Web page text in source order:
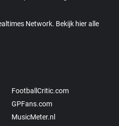
Network. Bekijk hier alle
FootballCritic.com
GPFans.com
MusicMeter.nl